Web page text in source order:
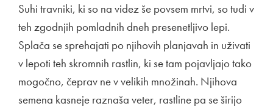
Suhi travniki, ki so na videz še povsem mrtvi, so tudi v
teh zgodnjih pomladnih dneh presenetljivo lepi.
Splača se sprehajati po njihovih planjavah in uživati
v lepoti teh skromnih rastlin, ki se tam pojavljajo tako
mogočno, čeprav ne v velikih množinah. Njihova
semena kasneje raznaša veter, rastline pa se širijo